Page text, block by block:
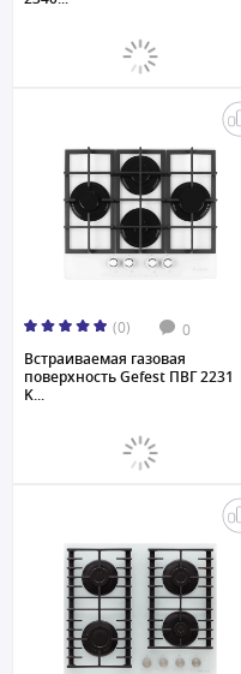
(0) 0
Встраиваемая газовая
поверхность Gefest ПВГ 2231
K...